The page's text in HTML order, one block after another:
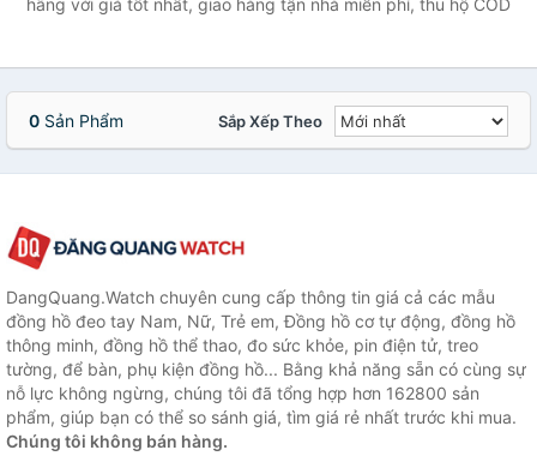
hãng với giá tốt nhất, giao hàng tận nhà miễn phí, thu hộ COD
0 Sản Phẩm Sắp Xếp Theo
DangQuang.Watch chuyên cung cấp thông tin giá cả các mẫu
đồng hồ đeo tay Nam, Nữ, Trẻ em, Đồng hồ cơ tự động, đồng hồ
thông minh, đồng hồ thể thao, đo sức khỏe, pin điện tử, treo
tường, để bàn, phụ kiện đồng hồ... Bằng khả năng sẵn có cùng sự
nỗ lực không ngừng, chúng tôi đã tổng hợp hơn 162800 sản
phẩm, giúp bạn có thể so sánh giá, tìm giá rẻ nhất trước khi mua.
Chúng tôi không bán hàng.